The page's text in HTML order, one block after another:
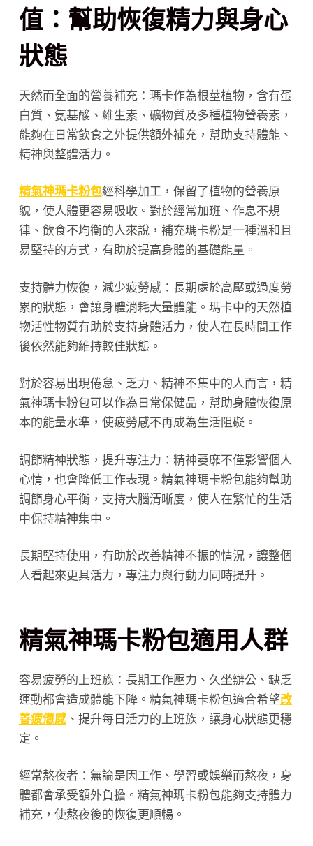
值：幫助恢復精力與身心
狀態
天然而全面的營養補充：瑪卡作為根莖植物，含有蛋
白質、氨基酸、維生素、礦物質及多種植物營養素，
能夠在日常飲食之外提供額外補充，幫助支持體能、
精神與整體活力。
精氣神瑪卡粉包經科學加工，保留了植物的營養原
貌，使人體更容易吸收。對於經常加班、作息不規
律、飲食不均衡的人來說，補充瑪卡粉是一種溫和且
易堅持的方式，有助於提高身體的基礎能量。
支持體力恢復，減少疲勞感：長期處於高壓或過度勞
累的狀態，會讓身體消耗大量體能。瑪卡中的天然植
物活性物質有助於支持身體活力，使人在長時間工作
後依然能夠維持較佳狀態。
對於容易出現倦怠、乏力、精神不集中的人而言，精
氣神瑪卡粉包可以作為日常保健品，幫助身體恢復原
本的能量水準，使疲勞感不再成為生活阻礙。
調節精神狀態，提升專注力：精神萎靡不僅影響個人
心情，也會降低工作表現。精氣神瑪卡粉包能夠幫助
調節身心平衡，支持大腦清晰度，使人在繁忙的生活
中保持精神集中。
長期堅持使用，有助於改善精神不振的情況，讓整個
人看起來更具活力，專注力與行動力同時提升。
精氣神瑪卡粉包適用人群
容易疲勞的上班族：長期工作壓力、久坐辦公、缺乏
運動都會造成體能下降。精氣神瑪卡粉包適合希望改
善疲憊感、提升每日活力的上班族，讓身心狀態更穩
定。
經常熬夜者：無論是因工作、學習或娛樂而熬夜，身
體都會承受額外負擔。精氣神瑪卡粉包能夠支持體力
補充，使熬夜後的恢復更順暢。